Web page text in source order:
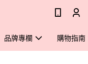
品牌專欄 購物指南